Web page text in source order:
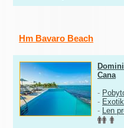
Hm Bavaro Beach
Cana
-
-
- Len